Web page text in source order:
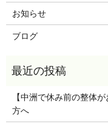
お知らせ
ブログ
【中洲で休み前の整体
方へ